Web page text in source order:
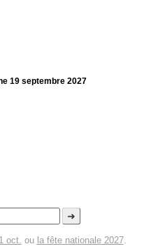
19 septembre 2027
➜
oct. ou la fête nationale 2027.